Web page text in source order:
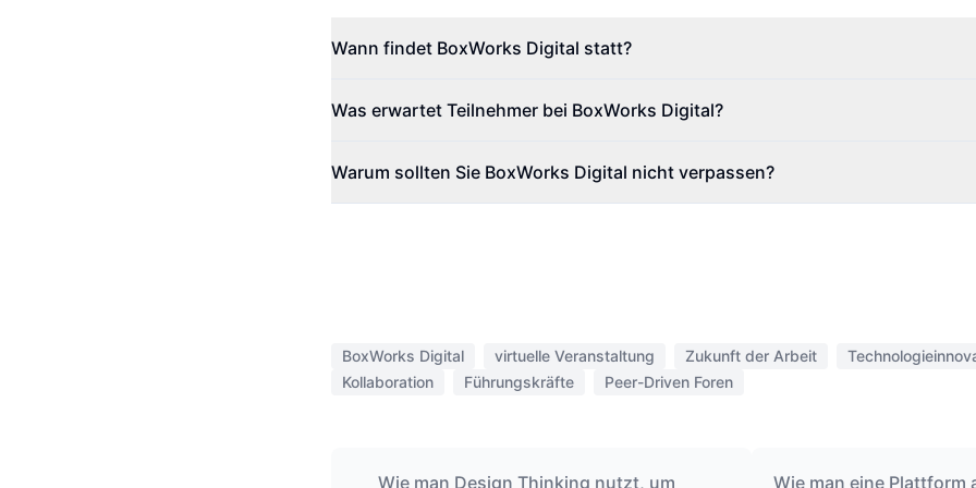
Wann findet BoxWorks Digital statt?
Was erwartet Teilnehmer bei BoxWorks Digital?
Warum sollten Sie BoxWorks Digital nicht verpassen?
BoxWorks Digital virtuelle Veranstaltung Zukunft der Arbeit
Kollaboration
Führungskräfte Peer-Driven Foren
Wie man Design Thinking nutzt, um Wie man eine Plattform